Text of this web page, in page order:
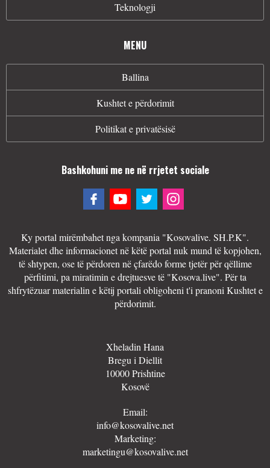
Teknologji
MENU
Ballina
Kushtet e përdorimit
Politikat e privatësisë
Bashkohuni me ne në rrjetet sociale
Ky portal mirëmbahet nga kompania "Kosovalive. SH.P.K".
Materialet dhe informacionet në këtë portal nuk mund të kopjohen,
të shtypen, ose të përdoren në çfarëdo forme tjetër për qëllime
përfitimi, pa miratimin e drejtuesve të "Kosova.live". Për ta
shfrytëzuar materialin e këtij portali obligoheni t'i pranoni Kushtet e
përdorimit.
Xheladin Hana
Bregu i Diellit
10000 Prishtine
Kosovë
Email:
info@kosovalive.net
Marketing:
marketingu@kosovalive.net